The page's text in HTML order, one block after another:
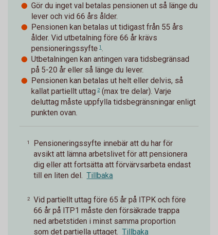
Gör du inget val betalas pensionen ut så länge du
lever och vid 66 års ålder.
Pensionen kan betalas ut tidigast från 55 års
ålder. Vid utbetalning före 66 år krävs
pensioneringssyfte 1.
Utbetalningen kan antingen vara tidsbegränsad
på 5-20 år eller så länge du lever.
Pensionen kan betalas ut helt eller delvis, så
kallat partiellt uttag 2(max tre delar). Varje
deluttag måste uppfylla tidsbegränsningar enligt
punkten ovan.
1
Pensioneringssyfte innebär att du har för
avsikt att lämna arbetslivet för att pensionera
dig eller att fortsätta att förvärvsarbeta endast
till en liten del. Tillbaka
2
Vid partiellt uttag före 65 år på ITPK och före
66 år på ITP1 måste den försäkrade trappa
ned arbetstiden i minst samma proportion
som det partiella uttaget. Tillbaka